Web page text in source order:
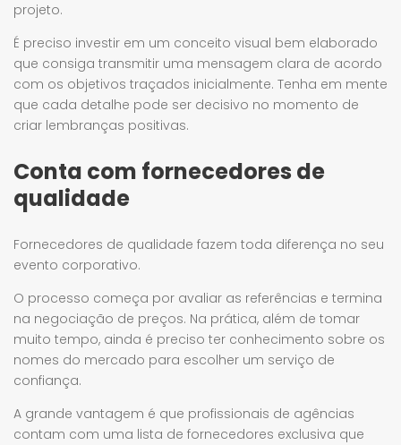
projeto.
É preciso investir em um conceito visual bem elaborado
que consiga transmitir uma mensagem clara de acordo
com os objetivos traçados inicialmente. Tenha em mente
que cada detalhe pode ser decisivo no momento de
criar lembranças positivas.
Conta com fornecedores de
qualidade
Fornecedores de qualidade fazem toda diferença no seu
evento corporativo.
O processo começa por avaliar as referências e termina
na negociação de preços. Na prática, além de tomar
muito tempo, ainda é preciso ter conhecimento sobre os
nomes do mercado para escolher um serviço de
confiança.
A grande vantagem é que profissionais de agências
contam com uma lista de fornecedores exclusiva que